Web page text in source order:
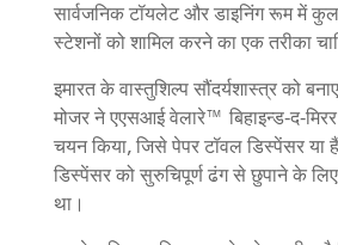
सार्वजनिक टॉयलेट और डाइनिंग रूम में
स्टेशनों को शामिल करने का एक तरीका
इमारत के वास्तुशिल्प सौंदर्यशास्त्र को
मोजर ने एएसआई वेलारे™ बिहाइन्ड-द-
चयन किया, जिसे पेपर टॉवल डिस्पेंसर या
डिस्पेंसर को सुरुचिपूर्ण ढंग से छुपाने के लिए
था।